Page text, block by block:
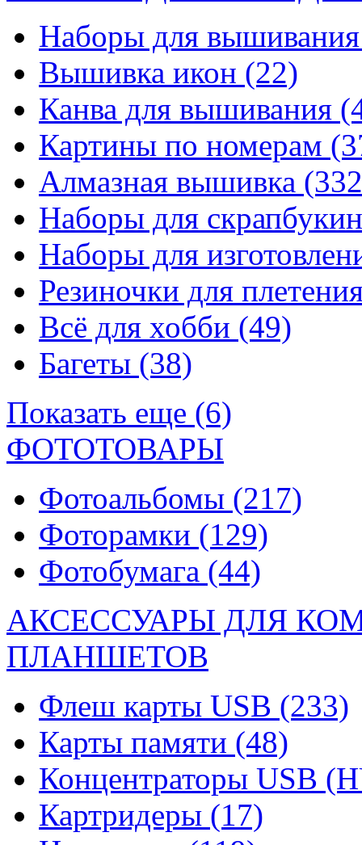
Наборы для
Вышивка икон (22)
Канва для вышивания
Картины по номерам
Алмазная вышивка
Наборы для
Наборы для
Резиночки для
Всё для хобби (49)
Багеты (38)
Показать еще (6)
ФОТОТОВАРЫ
Фотоальбомы (217)
Фоторамки (129)
Фотобумага (44)
АКСЕССУАРЫ ДЛЯ
ПЛАНШЕТОВ
Флеш карты USB (233)
Карты памяти (48)
Концентраторы USB
Картридеры (17)